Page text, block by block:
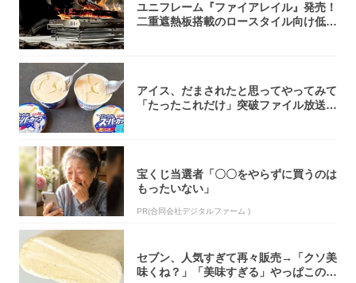
ユニフレーム『ファイアレイル』発売！
二重遮熱板搭載のロースタイル向け低型
アイス、だまされたと思ってやってみて
「たったこれだけ」突破ファイル放送で
宝くじ当選者「〇〇をやらずに買うのは
もったいない」
PR(合同会社デジタルファーム )
セブン、人気すぎて再々販売→「クソ美
味くね？」「美味すぎる」やっぱこのク